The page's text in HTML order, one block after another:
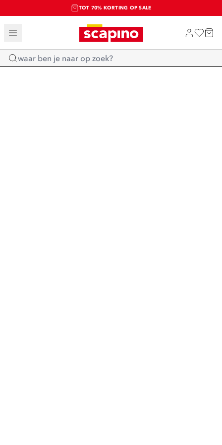
TOT 70% KORTING OP SALE
SALE: LAATSTE KANS!
SHOP NIEUW
Home